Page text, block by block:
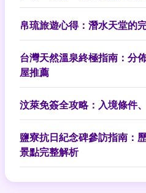
帛琉旅遊心得：潛水天堂的
台灣天然溫泉終極指南：分
屋推薦
汶萊免簽全攻略：入境條件
鹽寮抗日紀念碑參訪指南：
景點完整解析